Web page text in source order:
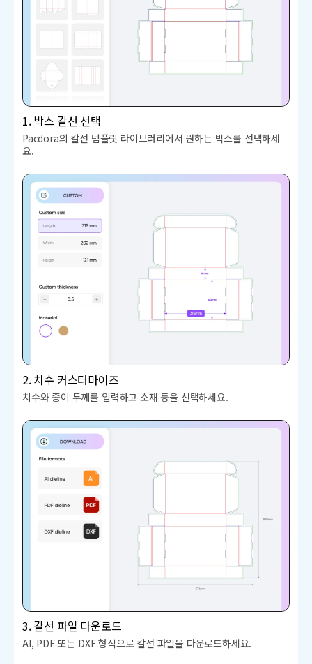
1. 박스 칼선 선택
Pacdora의 칼선 템플릿 라이브러리에서 원하는 박스를 선택하세
요.
2. 치수 커스터마이즈
치수와 종이 두께를 입력하고 소재 등을 선택하세요.
3. 칼선 파일 다운로드
AI, PDF 또는 DXF 형식으로 칼선 파일을 다운로드하세요.